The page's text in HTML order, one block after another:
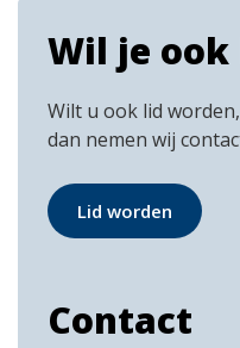
Wil je
Wilt u ook lid
dan nemen wij
Lid worden
Contact